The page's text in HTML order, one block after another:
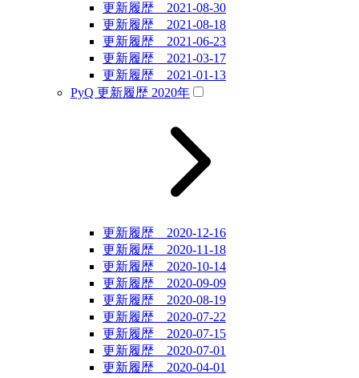
更新履歴 2021-08-30
更新履歴 2021-08-18
更新履歴 2021-06-23
更新履歴 2021-03-17
更新履歴 2021-01-13
PyQ 更新履歴 2020年
更新履歴 2020-12-16
更新履歴 2020-11-18
更新履歴 2020-10-14
更新履歴 2020-09-09
更新履歴 2020-08-19
更新履歴 2020-07-22
更新履歴 2020-07-15
更新履歴 2020-07-01
更新履歴 2020-04-01